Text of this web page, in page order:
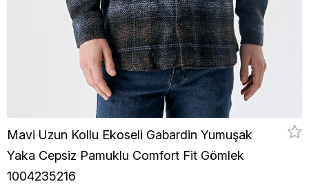
Mavi Uzun Kollu Ekoseli Gabardin Yumuşak
Yaka Cepsiz Pamuklu Comfort Fit Gömlek
1004235216